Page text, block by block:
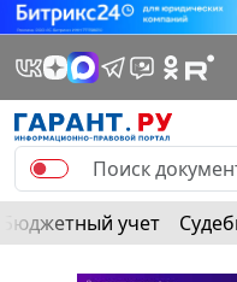
Бюджетный учет